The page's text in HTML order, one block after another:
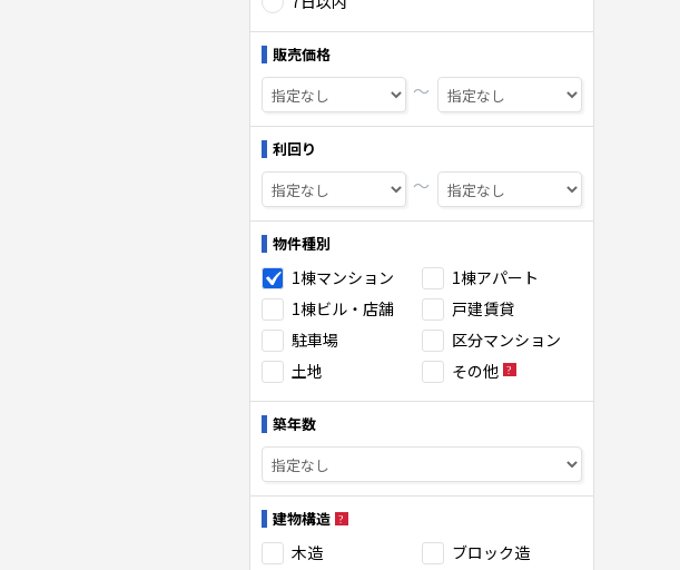
販売価格
〜
利回り
〜
物件種別
1棟マンション
1棟アパート
1棟ビル・店舗
戸建賃貸
駐車場
区分マンション
土地
その他
築年数
建物構造
木造
ブロック造